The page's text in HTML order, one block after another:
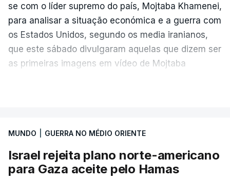
se com o líder supremo do país, Mojtaba Khamenei,
para analisar a situação económica e a guerra com
os Estados Unidos, segundo os media iranianos,
que este sábado divulgaram aquelas que dizem ser
as primeiras imagens em vídeo de Mojtaba
Mehr na rede social Telegram, como aquilo que
israelita, que nos últimos tempos vem dando conta
de que o líder supremo iraniano estará em estado
MUNDO GUERRA NO MÉDIO ORIENTE
Israel rejeita plano norte-americano
para Gaza aceite pelo Hamas